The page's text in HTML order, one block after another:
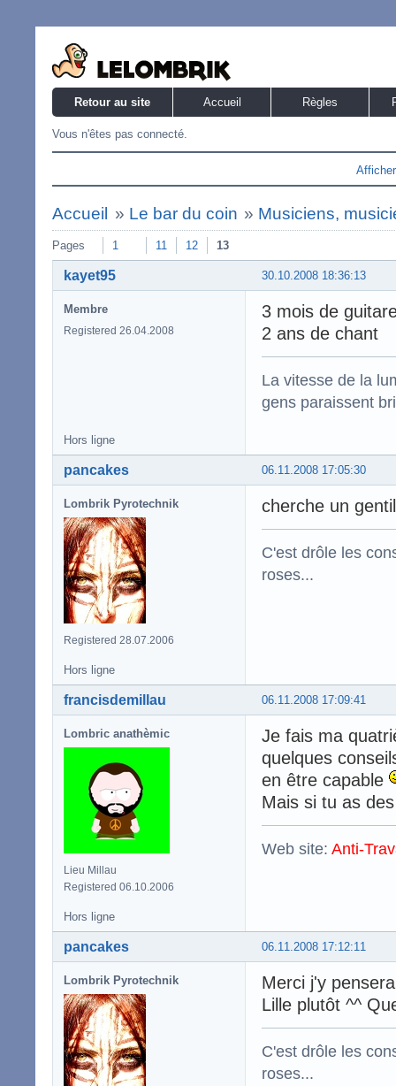
Retour au site Accueil Règles
Vous n'êtes pas connecté.
Accueil » Le bar du coin » Musiciens,
Pages 1 11 12 13
30.10.2008 18:36:13
kayet95
Membre
Registered 26.04.2008
3 mois de
2 ans de chant
La vitesse de la
gens paraissent
Hors ligne
06.11.2008 17:05:30
pancakes
Lombrik Pyrotechnik
Registered 28.07.2006
cherche un
C'est drôle les
roses...
Hors ligne
06.11.2008 17:09:41
francisdemillau
Lombric anathèmic
Lieu Millau
Registered 06.10.2006
Je fais ma
quelques
en être capable
Mais si tu as
Web site: Anti-
Hors ligne
06.11.2008 17:12:11
pancakes
Lombrik Pyrotechnik
Merci j'y
Lille plutôt ^^
C'est drôle les
roses...